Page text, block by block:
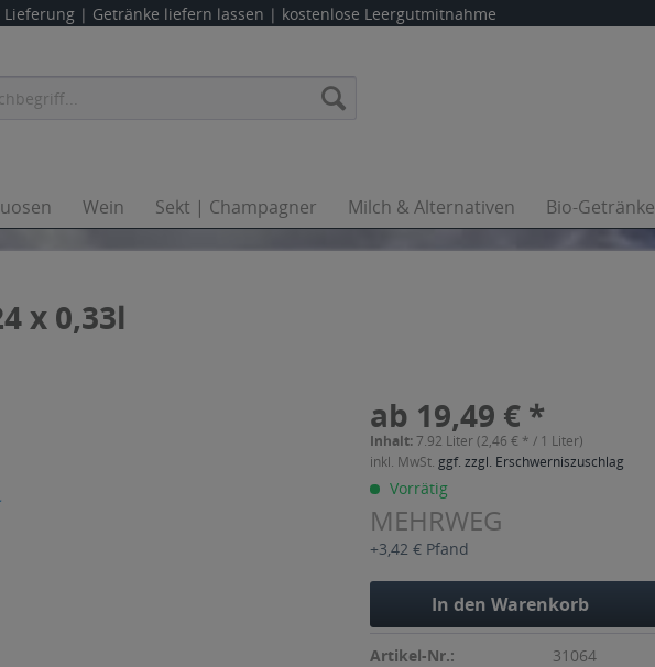
Lieferung | Getränke liefern lassen | kostenlose Leergutmitnahme
Wein Sekt | Champagner Milch & Alternativen Bio-Getränke
x 0,33l
ab 19,49 € *
Inhalt:7.92 Liter (2,46 € * / 1 Liter)
inkl. MwSt. ggf. zzgl. Erschwerniszuschlag
Vorrätig
MEHRWEG
+3,42 € Pfand
In den Warenkorb
Artikel-Nr.:
31064